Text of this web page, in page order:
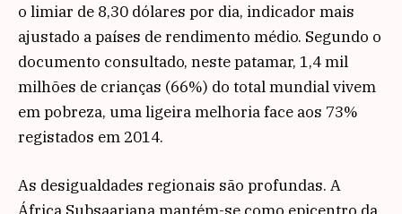
o limiar de 8,30 dólares por dia, indicador mais
ajustado a países de rendimento médio. Segundo o
documento consultado, neste patamar, 1,4 mil
milhões de crianças (66%) do total mundial vivem
em pobreza, uma ligeira melhoria face aos 73%
registados em 2014.
As desigualdades regionais são profundas. A